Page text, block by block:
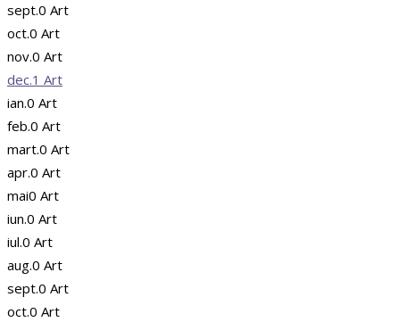
sept.0 Art
oct.0 Art
nov.0 Art
dec.1 Art
ian.0 Art
feb.0 Art
mart.0 Art
apr.0 Art
mai0 Art
iun.0 Art
iul.0 Art
aug.0 Art
sept.0 Art
oct.0 Art